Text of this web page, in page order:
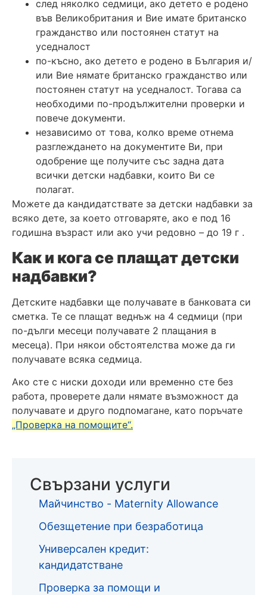
след няколко седмици, ако детето е родено
във Великобритания и Вие имате британско
гражданство или постоянен статут на
уседналост
по-късно, ако детето е родено в България и/
или Вие нямате британско гражданство или
постоянен статут на уседналост. Тогава са
необходими по-продължителни проверки и
повече документи.
независимо от това, колко време отнема
разглеждането на документите Ви, при
одобрение ще получите със задна дата
всички детски надбавки, които Ви се
полагат.
Можете да кандидатствате за детски надбавки за
всяко дете, за което отговаряте, ако е под 16
годишна възраст или ако учи редовно – до 19 г .
Как и кога се плащат детски
надбавки?
Детските надбавки ще получавате в банковата си
сметка. Те се плащат веднъж на 4 седмици (при
по-дълги месеци получавате 2 плащания в
месеца). При някои обстоятелства може да ги
получавате всяка седмица.
Ако сте с ниски доходи или временно сте без
работа, проверете дали нямате възможност да
получавате и друго подпомагане, като поръчате
„Проверка на помощите“.
Свързани услуги
Майчинство - Maternity Allowance
Обезщетение при безработица
Универсален кредит:
кандидатстване
Проверка за помощи и